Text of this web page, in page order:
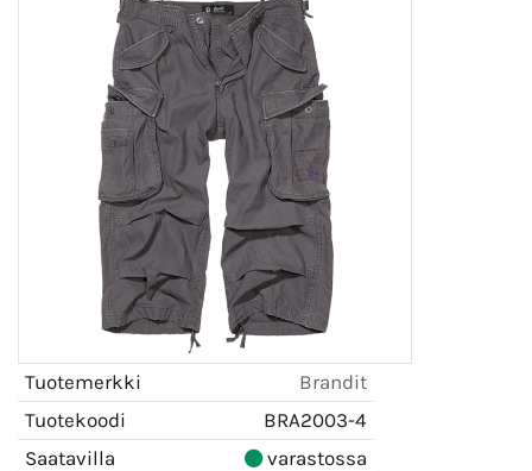
Tuotemerkki
Brandit
Tuotekoodi
BRA2003-4
Saatavilla
varastossa